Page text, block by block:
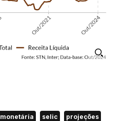
monetária selic projeções